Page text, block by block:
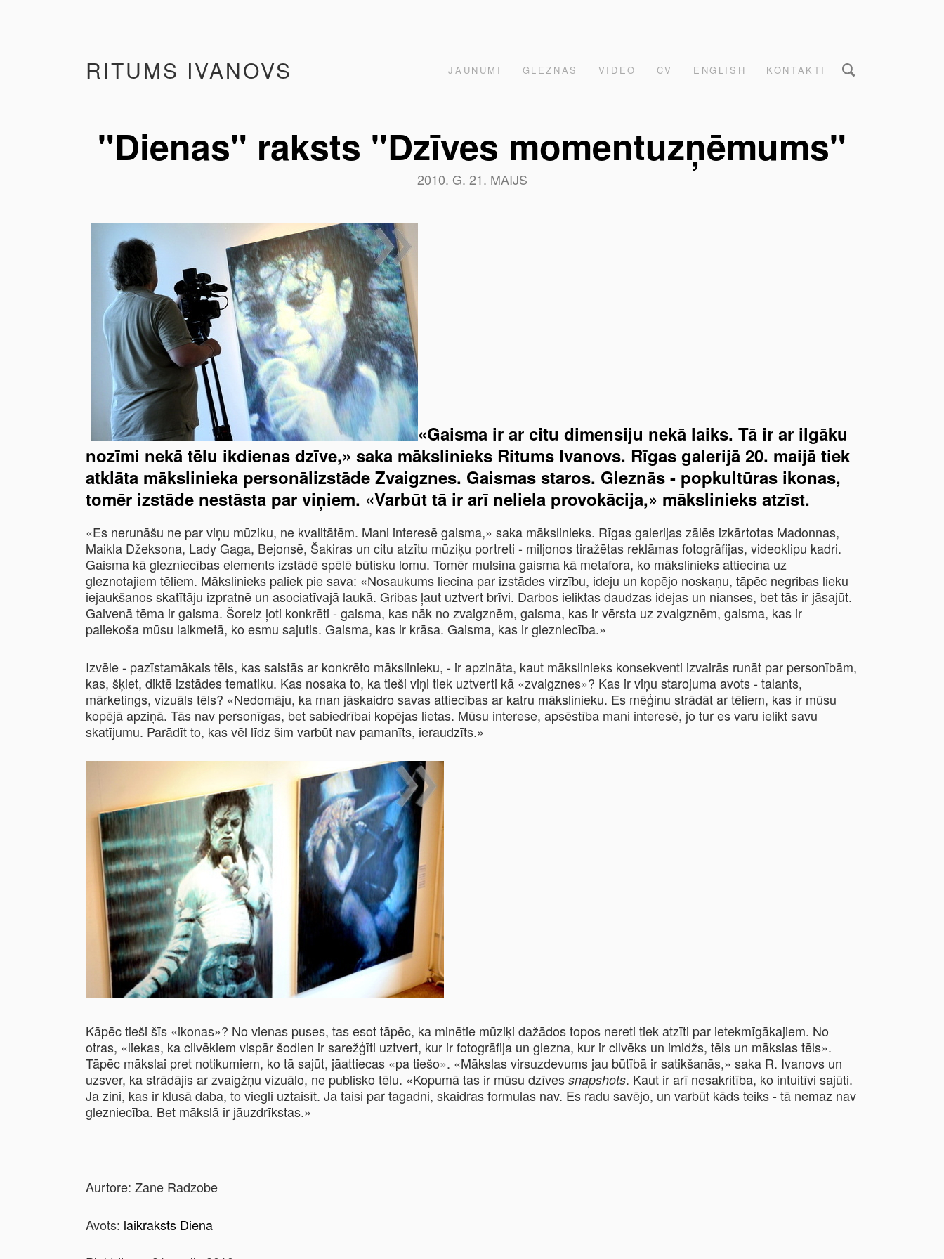
RITUMS IVANOVS JAUNUMI GLEZNAS VIDEO CV ENGLISH KONTAKTI
"Dienas" raksts "Dzīves momentuzņēmums"
2010. G. 21. MAIJS
«Gaisma ir ar citu dimensiju nekā laiks. Tā ir ar ilgāku
nozīmi nekā tēlu ikdienas dzīve,» saka mākslinieks Ritums Ivanovs. Rīgas galerijā 20. maijā tiek
atklāta mākslinieka personālizstāde Zvaigznes. Gaismas staros. Gleznās - popkultūras ikonas,
tomēr izstāde nestāsta par viņiem. «Varbūt tā ir arī neliela provokācija,» mākslinieks atzīst.
«Es nerunāšu ne par viņu mūziku, ne kvalitātēm. Mani interesē gaisma,» saka mākslinieks. Rīgas galerijas zālēs izkārtotas Madonnas,
Maikla Džeksona, Lady Gaga, Bejonsē, Šakiras un citu atzītu mūziķu portreti - miljonos tiražētas reklāmas fotogrāfijas, videoklipu kadri.
Gaisma kā glezniecības elements izstādē spēlē būtisku lomu. Tomēr mulsina gaisma kā metafora, ko mākslinieks attiecina uz
gleznotajiem tēliem. Mākslinieks paliek pie sava: «Nosaukums liecina par izstādes virzību, ideju un kopējo noskaņu, tāpēc negribas lieku
iejaukšanos skatītāju izpratnē un asociatīvajā laukā. Gribas ļaut uztvert brīvi. Darbos ieliktas daudzas idejas un nianses, bet tās ir jāsajūt.
Galvenā tēma ir gaisma. Šoreiz ļoti konkrēti - gaisma, kas nāk no zvaigznēm, gaisma, kas ir vērsta uz zvaigznēm, gaisma, kas ir
paliekoša mūsu laikmetā, ko esmu sajutis. Gaisma, kas ir krāsa. Gaisma, kas ir glezniecība.»
Izvēle - pazīstamākais tēls, kas saistās ar konkrēto mākslinieku, - ir apzināta, kaut mākslinieks konsekventi izvairās runāt par personībām,
kas, šķiet, diktē izstādes tematiku. Kas nosaka to, ka tieši viņi tiek uztverti kā «zvaigznes»? Kas ir viņu starojuma avots - talants,
mārketings, vizuāls tēls? «Nedomāju, ka man jāskaidro savas attiecības ar katru mākslinieku. Es mēģinu strādāt ar tēliem, kas ir mūsu
kopējā apziņā. Tās nav personīgas, bet sabiedrībai kopējas lietas. Mūsu interese, apsēstība mani interesē, jo tur es varu ielikt savu
skatījumu. Parādīt to, kas vēl līdz šim varbūt nav pamanīts, ieraudzīts.»
Kāpēc tieši šīs «ikonas»? No vienas puses, tas esot tāpēc, ka minētie mūziķi dažādos topos nereti tiek atzīti par ietekmīgākajiem. No
otras, «liekas, ka cilvēkiem vispār šodien ir sarežģīti uztvert, kur ir fotogrāfija un glezna, kur ir cilvēks un imidžs, tēls un mākslas tēls».
Tāpēc mākslai pret notikumiem, ko tā sajūt, jāattiecas «pa tiešo». «Mākslas virsuzdevums jau būtībā ir satikšanās,» saka R. Ivanovs un
uzsver, ka strādājis ar zvaigžņu vizuālo, ne publisko tēlu. «Kopumā tas ir mūsu dzīves snapshots. Kaut ir arī nesakritība, ko intuitīvi sajūti.
Ja zini, kas ir klusā daba, to viegli uztaisīt. Ja taisi par tagadni, skaidras formulas nav. Es radu savējo, un varbūt kāds teiks - tā nemaz nav
glezniecība. Bet mākslā ir jāuzdrīkstas.»
Aurtore: Zane Radzobe
Avots: laikraksts Diena